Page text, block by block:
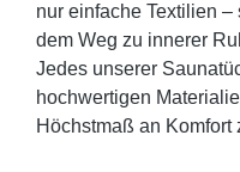
nur einfache Textilien
dem Weg zu innerer
Jedes unserer
hochwertigen
Höchstmaß an Komfort